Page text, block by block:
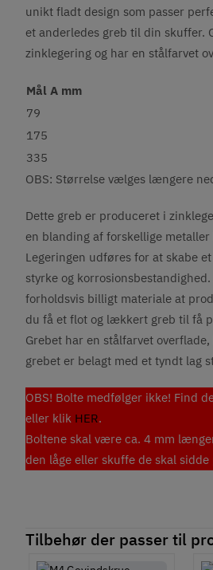
unikt fladt design som passer
et anderledes greb til din skuffer.
zinklegering og har en stålfarvet
Mål A mm
79
175
335
OBS: Størrelse vælges længere
Dette greb er produceret i
en blanding af forskellige
Legeringen udføres for at skabe
styrke og
forholdsvis billigt materiale at
du få et flot og lækkert greb til få
Grebet har en stålfarvet
grebet er belagt med et tyndt lag
OBS! Bolte medfølger ikke! Find
eller klik HER.
Boltene skal være ca. 4 mm
den låge eller skuffe de skal sidde
Tilbehør der passer til